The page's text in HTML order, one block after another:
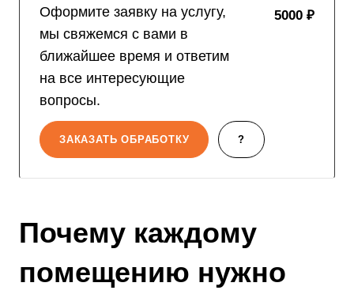
Оформите заявку на услугу,
мы свяжемся с вами в
ближайшее время и ответим
на все интересующие
вопросы.
5000 ₽
ЗАКАЗАТЬ ОБРАБОТКУ ?
Почему каждому
помещению нужно